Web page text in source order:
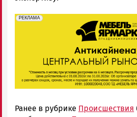
erid: 2SDnjeFymr3
РЕКЛАМА
Реклама
Ранее в рубрике Происшествия